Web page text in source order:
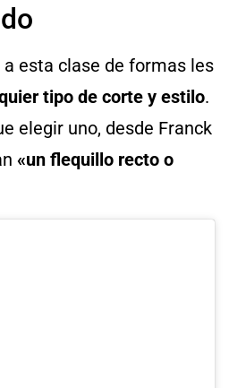
esta clase de formas les
tipo de corte y estilo.
elegir uno, desde Franck
«un flequillo recto o